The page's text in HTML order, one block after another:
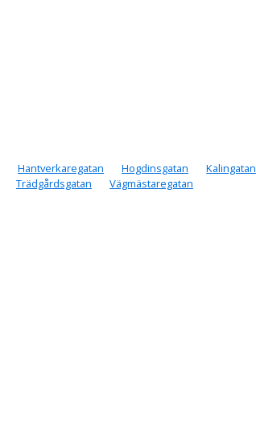
Hantverkaregatan Hogdinsgatan Kalingatan
Trädgårdsgatan Vägmästaregatan